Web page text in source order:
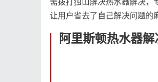
让用户省去了自己解决问题的
阿里斯顿热水器